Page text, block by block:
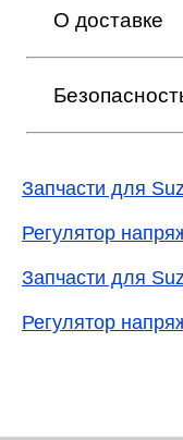
О доставке
Запчасти для
Регулятор
Запчасти для
Регулятор